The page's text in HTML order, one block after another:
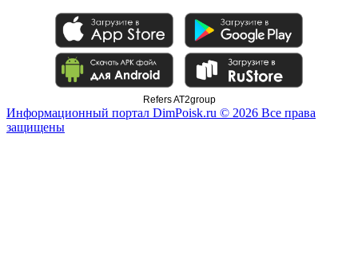
Refers AT2group
Информационный портал DimPoisk.ru © 2026 Все права
защищены